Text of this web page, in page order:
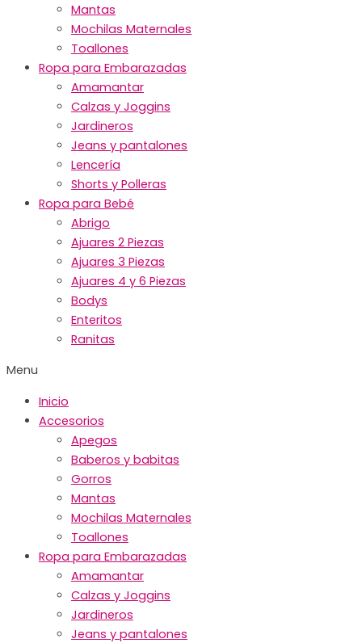
Mantas
Mochilas Maternales
Toallones
Ropa para Embarazadas
Amamantar
Calzas y Joggins
Jardineros
Jeans y pantalones
Lencería
Shorts y Polleras
Ropa para Bebé
Abrigo
Ajuares 2 Piezas
Ajuares 3 Piezas
Ajuares 4 y 6 Piezas
Bodys
Enteritos
Ranitas
Menu
Inicio
Accesorios
Apegos
Baberos y babitas
Gorros
Mantas
Mochilas Maternales
Toallones
Ropa para Embarazadas
Amamantar
Calzas y Joggins
Jardineros
Jeans y pantalones